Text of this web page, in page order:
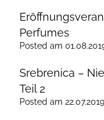
Perfumes
Posted am
Srebrenica –
Teil 2
Posted am 22.07.2019